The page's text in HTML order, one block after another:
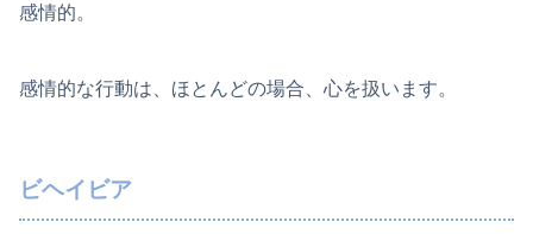
感情的。
感情的な行動は、ほとんどの場合、心を扱います。
ビヘイビア